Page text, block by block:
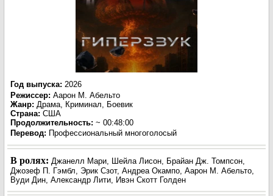
Год выпуска: 2026
Режиссер: Аарон М. Абельто
Жанр: Драма, Криминал, Боевик
Страна: США
Продолжительность: ~ 00:48:00
Перевод: Профессиональный многоголосый
В ролях: Джанелл Мари, Шейла Лисон, Брайан Дж. Томпсон,
Джозеф П. Гэмбл, Эрик Сзот, Андреа Окампо, Аарон М. Абельто,
Вуди Дин, Александр Лити, Ивэн Скотт Голден